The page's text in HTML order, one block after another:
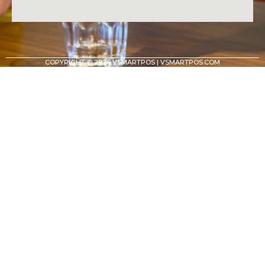
COPYRIGHT © 2026VSMARTPOS | VSMARTPOS.COM